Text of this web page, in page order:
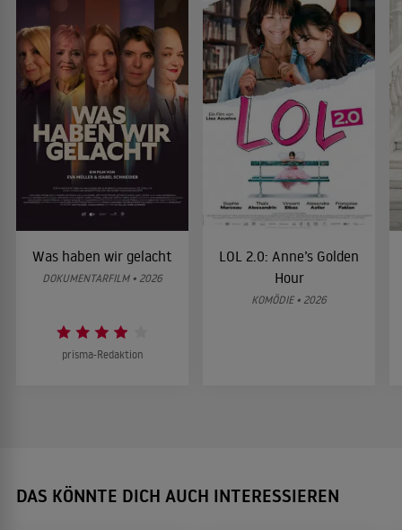
Was haben wir gelacht
DOKUMENTARFILM • 2026
prisma-Redaktion
LOL 2.0: Anne’s Golden
Hour
KOMÖDIE • 2026
DAS KÖNNTE DICH AUCH INTERESSIEREN